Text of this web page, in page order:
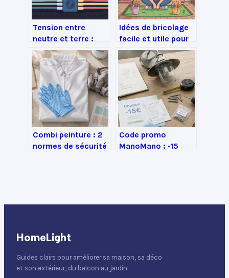
Tension entre
neutre et terre :
valeurs, risques et
contrôles à
connaître
Idées de bricolage
facile et utile pour
ado à faire chez soi
Combi peinture : 2
normes de sécurité
Code promo
ManoMano : -15
HomeLight
Guides clairs pour améliorer sa maison, sa déco
et son extérieur, du balcon au jardin.